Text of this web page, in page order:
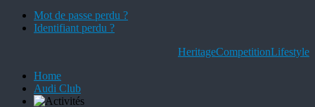
Mot de passe perdu ?
Identifiant perdu ?
HeritageCompetitionLifestyle
Home
Audi Club